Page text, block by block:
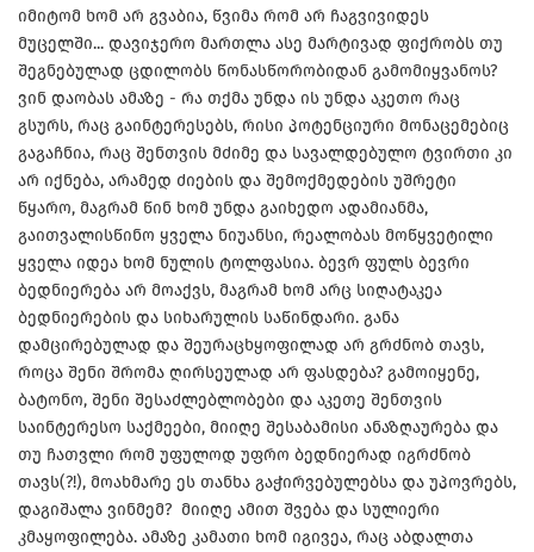
იმიტომ ხომ არ გვაბია, წვიმა რომ არ ჩაგვივიდეს
მუცელში... დავიჯერო მართლა ასე მარტივად ფიქრობს თუ
შეგნებულად ცდილობს წონასწორობიდან გამომიყვანოს?
ვინ დაობას ამაზე - რა თქმა უნდა ის უნდა აკეთო რაც
გსურს, რაც გაინტერესებს, რისი პოტენციური მონაცემებიც
გაგაჩნია, რაც შენთვის მძიმე და სავალდებულო ტვირთი კი
არ იქნება, არამედ ძიების და შემოქმედების უშრეტი
წყარო, მაგრამ წინ ხომ უნდა გაიხედო ადამიანმა,
გაითვალისწინო ყველა ნიუანსი, რეალობას მოწყვეტილი
ყველა იდეა ხომ ნულის ტოლფასია. ბევრ ფულს ბევრი
ბედნიერება არ მოაქვს, მაგრამ ხომ არც სიღატაკეა
ბედნიერების და სიხარულის საწინდარი. განა
დამცირებულად და შეურაცხყოფილად არ გრძნობ თავს,
როცა შენი შრომა ღირსეულად არ ფასდება? გამოიყენე,
ბატონო, შენი შესაძლებლობები და აკეთე შენთვის
საინტერესო საქმეები, მიიღე შესაბამისი ანაზღაურება და
თუ ჩათვლი რომ უფულოდ უფრო ბედნიერად იგრძნობ
თავს(?!), მოახმარე ეს თანხა გაჭირვებულებსა და უპოვრებს,
დაგიშალა ვინმემ? მიიღე ამით შვება და სულიერი
კმაყოფილება. ამაზე კამათი ხომ იგივეა, რაც აბდალთა